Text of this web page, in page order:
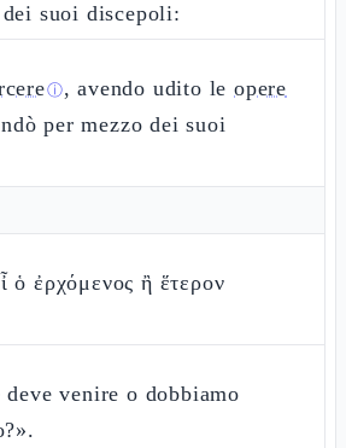
suoi discepoli:
ⓘ, avendo udito leopere
per mezzo dei suoi
ὁ ἐρχόμενος ἢ ἕτερον
venire o dobbiamo